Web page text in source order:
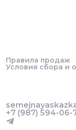
Правила продаж
Условия сбора и
+7 (987) 594-06-